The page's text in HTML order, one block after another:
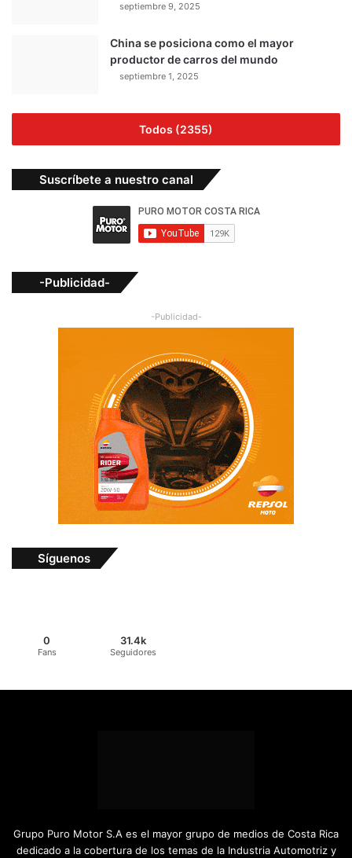
septiembre 9, 2025
China se posiciona como el mayor
productor de carros del mundo
septiembre 1, 2025
Todos (2355)
Suscríbete a nuestro canal
-Publicidad-
-Publicidad-
Síguenos
0
Fans
31.4k
Seguidores
Grupo Puro Motor S.A es el mayor grupo de medios de Costa Rica
dedicado a la cobertura de los temas de la Industria Automotriz y